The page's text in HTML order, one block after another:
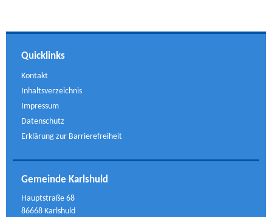
Quicklinks
Kontakt
Inhaltsverzeichnis
Impressum
Datenschutz
Erklärung zur Barrierefreiheit
Gemeinde Karlshuld
Hauptstraße 68
86668 Karlshuld